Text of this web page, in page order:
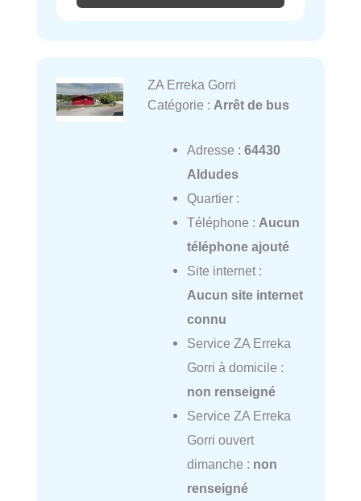
ZA Erreka Gorri
Catégorie : Arrêt de bus
Adresse : 64430
Aldudes
Quartier :
Téléphone : Aucun
téléphone ajouté
Site internet :
Aucun site internet
connu
Service ZA Erreka
Gorri à domicile :
non renseigné
Service ZA Erreka
Gorri ouvert
dimanche : non
renseigné